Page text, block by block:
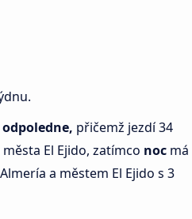
odpoledne, přičemž jezdí 34
El Ejido, zatímco noc má
a městem El Ejido s 3